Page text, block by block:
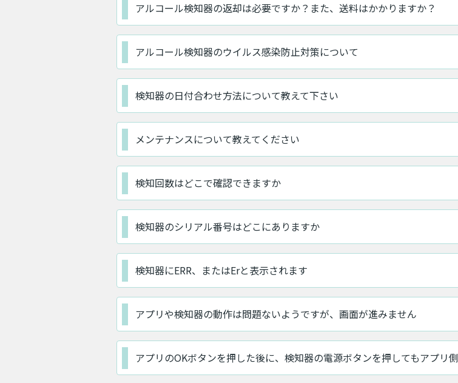
アルコール検知器の返却は必要ですか？また、送料はかかりますか？
アルコール検知器のウイルス感染防止対策について
検知器の日付合わせ方法について教えて下さい
メンテナンスについて教えてください
検知回数はどこで確認できますか
検知器のシリアル番号はどこにありますか
検知器にERR、またはErと表示されます
アプリや検知器の動作は問題ないようですが、画面が進みません
アプリのOKボタンを押した後に、検知器の電源ボタンを押してもアプリ